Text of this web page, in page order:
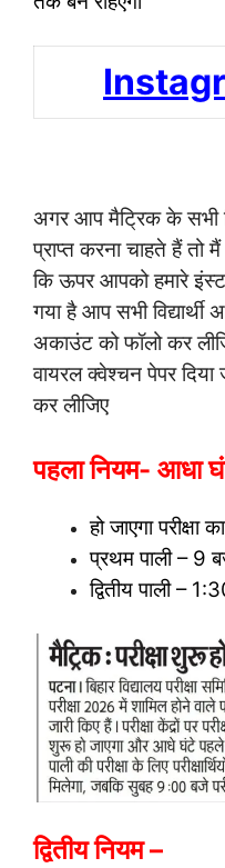
अगर आप मैट्रिक के सभी
प्राप्त करना चाहते हैं तो
कि ऊपर आपको हमारे
गया है आप सभी विद्यार्थी
अकाउंट को फॉलो कर
वायरल क्वेश्चन पेपर
कर लीजिए
पहला नियम- आधा
हो जाएगा परीक्षा
प्रथम पाली – 9
द्वितीय पाली –
द्वितीय नियम –